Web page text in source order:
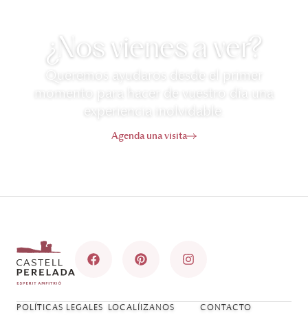
¿Nos vienes a ver?
Queremos ayudaros desde el primer
momento para hacer de vuestro día una
experiencia inolvidable.
Agenda una visita
POLÍTICAS LEGALES LOCALÍIZANOS CONTACTO